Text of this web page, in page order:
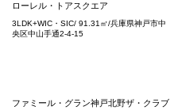
ローレル・トアスクエア
3LDK+WIC・SIC/ 91.31㎡/兵庫県神戸市中
央区中山手通2-4-15
ファミール・グラン神戸北野ザ・クラブ